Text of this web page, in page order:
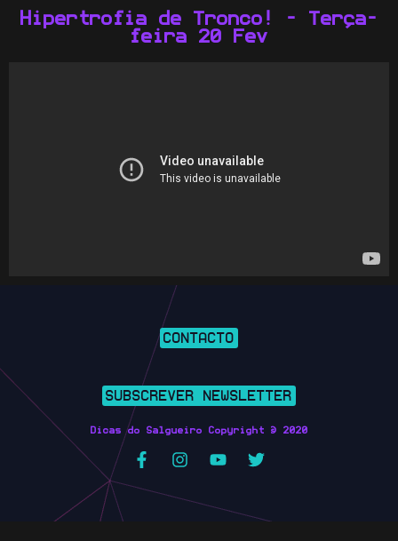
Hipertrofia de Tronco! - Terça-
feira 20 Fev
CONTACTO
SUBSCREVER NEWSLETTER
Dicas do Salgueiro Copyright © 2020